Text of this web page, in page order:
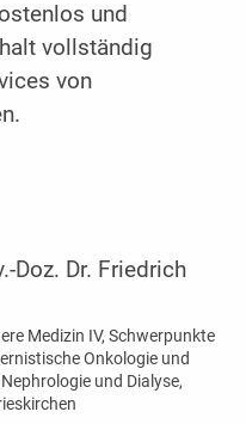
und
vollständig
von
Doz. Dr. Friedrich
Medizin IV, Schwerpunkte
Onkologie und
und Dialyse,